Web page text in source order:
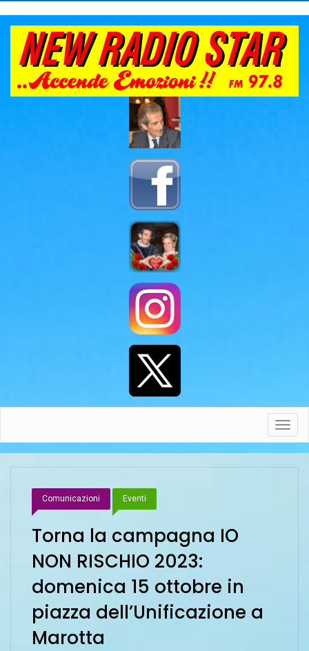
Comunicazioni Eventi
Torna la campagna IO
NON RISCHIO 2023:
domenica 15 ottobre in
piazza dell’Unificazione a
Marotta